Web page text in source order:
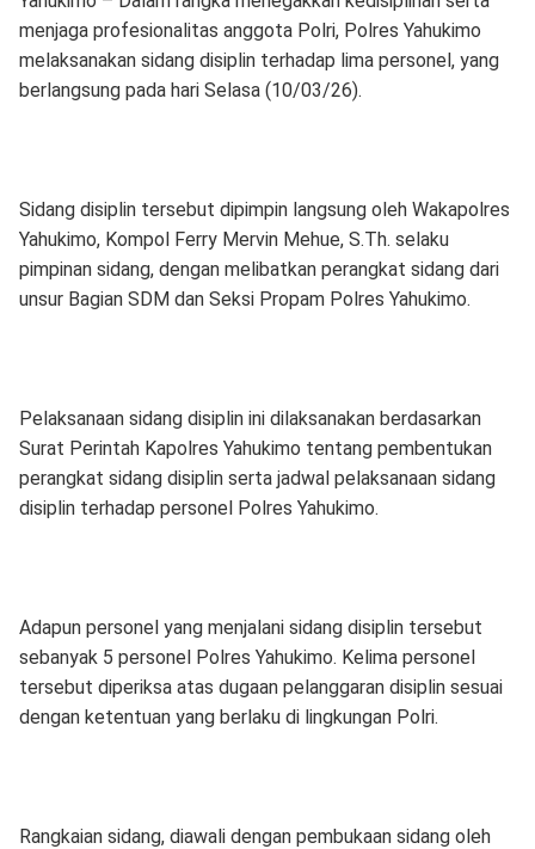
menjaga profesionalitas anggota Polri, Polres Yahukimo
melaksanakan sidang disiplin terhadap lima personel, yang
berlangsung pada hari Selasa (10/03/26).
Sidang disiplin tersebut dipimpin langsung oleh Wakapolres
Yahukimo, Kompol Ferry Mervin Mehue, S.Th. selaku
pimpinan sidang, dengan melibatkan perangkat sidang dari
unsur Bagian SDM dan Seksi Propam Polres Yahukimo.
Pelaksanaan sidang disiplin ini dilaksanakan berdasarkan
Surat Perintah Kapolres Yahukimo tentang pembentukan
perangkat sidang disiplin serta jadwal pelaksanaan sidang
disiplin terhadap personel Polres Yahukimo.
Adapun personel yang menjalani sidang disiplin tersebut
sebanyak 5 personel Polres Yahukimo. Kelima personel
tersebut diperiksa atas dugaan pelanggaran disiplin sesuai
dengan ketentuan yang berlaku di lingkungan Polri.
Rangkaian sidang, diawali dengan pembukaan sidang oleh